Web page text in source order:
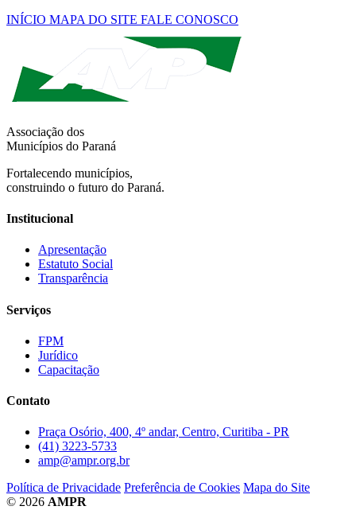
INÍCIO MAPA DO SITE FALE CONOSCO
Associação dos
Municípios do Paraná
Fortalecendo municípios,
construindo o futuro do Paraná.
Institucional
Apresentação
Estatuto Social
Transparência
Serviços
FPM
Jurídico
Capacitação
Contato
Praça Osório, 400, 4º andar, Centro, Curitiba - PR
(41) 3223-5733
amp@ampr.org.br
Política de Privacidade Preferência de Cookies Mapa do Site
© 2026 AMPR